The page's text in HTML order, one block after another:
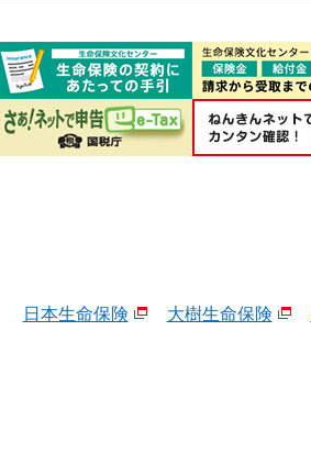
日本生命保険 大樹生命保険